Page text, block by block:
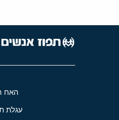
האח
עגלת